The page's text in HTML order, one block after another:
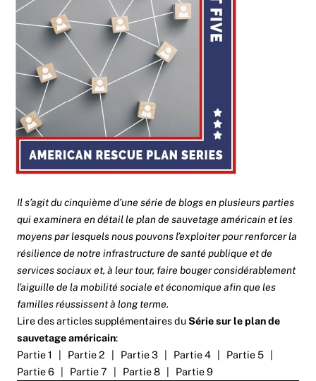
Il s’agit du cinquième d’une série de blogs en plusieurs parties
qui examinera en détail le plan de sauvetage américain et les
moyens par lesquels nous pouvons l’exploiter pour renforcer la
résilience de notre infrastructure de santé publique et de
services sociaux et, à leur tour, faire bouger considérablement
l’aiguille de la mobilité sociale et économique afin que les
familles réussissent à long terme.
Lire des articles supplémentaires duSérie sur le plan de
sauvetage américain:
Partie 1
| Partie 2 | Partie 3 | Partie 4 | Partie 5 |
Partie 6 | Partie 7 | Partie 8 | Partie 9